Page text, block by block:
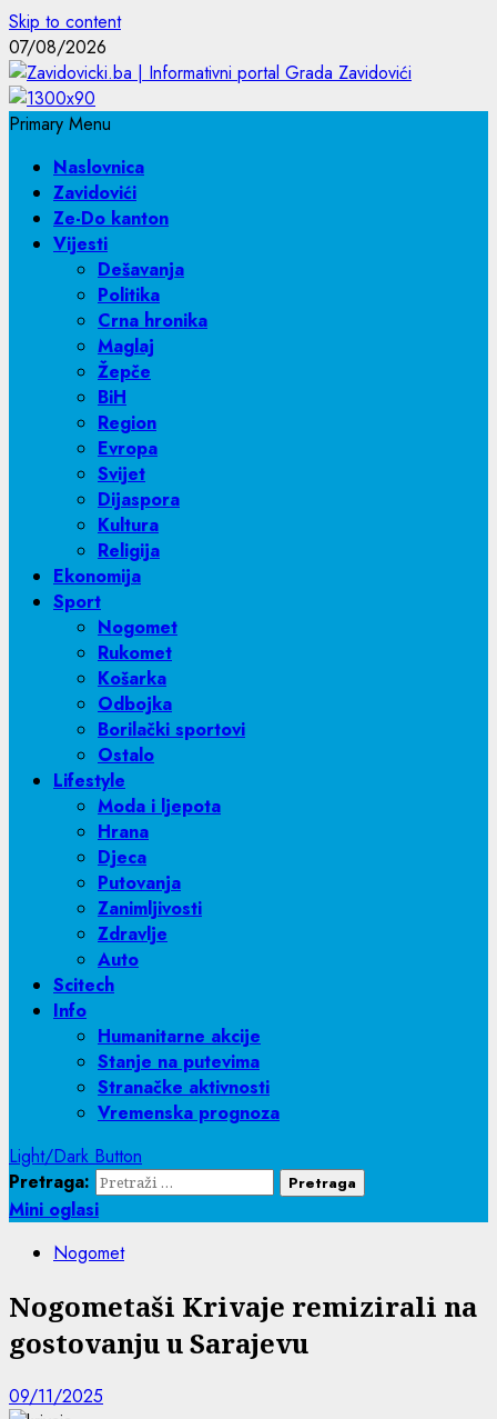
Skip to content
07/08/2026
Primary Menu
Naslovnica
Zavidovići
Ze-Do kanton
Vijesti
Dešavanja
Politika
Crna hronika
Maglaj
Žepče
BiH
Region
Evropa
Svijet
Dijaspora
Kultura
Religija
Ekonomija
Sport
Nogomet
Rukomet
Košarka
Odbojka
Borilački sportovi
Ostalo
Lifestyle
Moda i ljepota
Hrana
Djeca
Putovanja
Zanimljivosti
Zdravlje
Auto
Scitech
Info
Humanitarne akcije
Stanje na putevima
Stranačke aktivnosti
Vremenska prognoza
Light/Dark Button
Pretraga:
Mini oglasi
Nogomet
Nogometaši Krivaje remizirali na
gostovanju u Sarajevu
09/11/2025